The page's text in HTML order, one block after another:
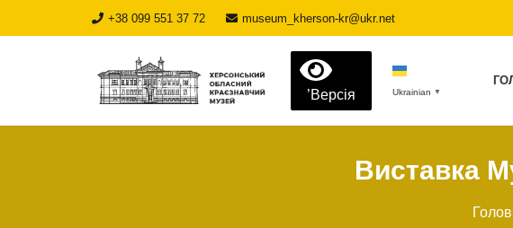
+38 099 551 37 72 museum_kherson-kr@ukr.net
’Версія Ukrainian ▼
Виставка